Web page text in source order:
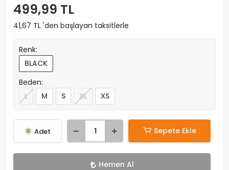
499,99 TL
41,67 TL 'den başlayan taksitlerle
Renk:
BLACK
Beden:
L
M S XL XS
Adet Sepete Ekle
Hemen Al